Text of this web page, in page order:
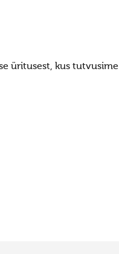
üritusest, kus